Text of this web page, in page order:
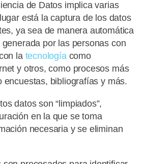
de Datos implica varias
está la captura de los datos
ya sea de manera automática
por las personas con
la tecnología como
y otros, como procesos más
encuestas, bibliografías y más.
datos son “limpiados”,
en la que se toma
necesaria y se eliminan